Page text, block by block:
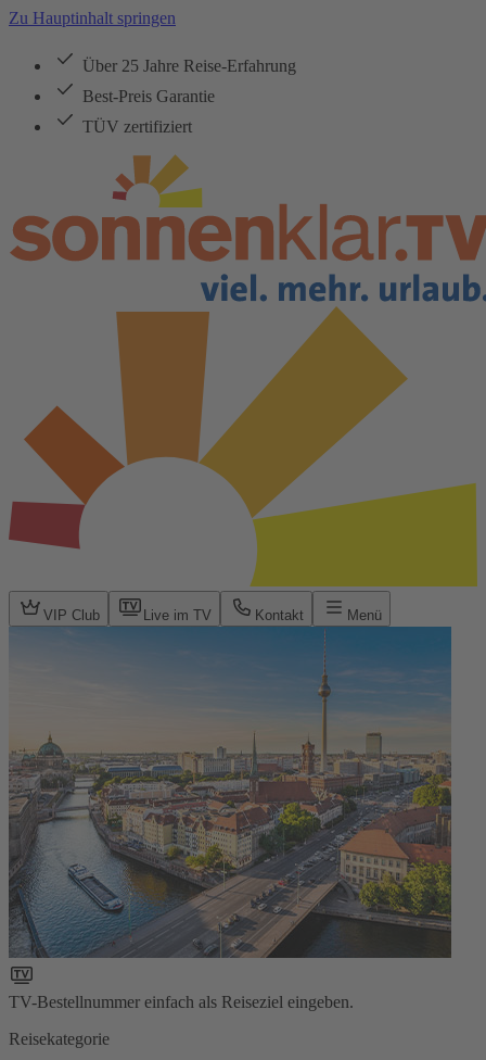
Zu Hauptinhalt springen
Über 25 Jahre Reise-Erfahrung
Best-Preis Garantie
TÜV zertifiziert
VIP Club Live im TV Kontakt Menü
TV-Bestellnummer einfach als Reiseziel eingeben.
Reisekategorie